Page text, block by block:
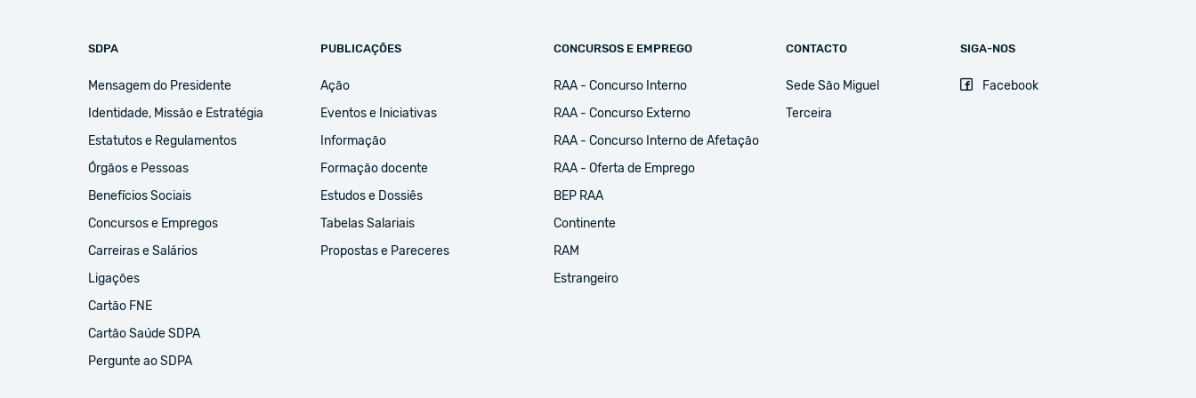
SDPA
Mensagem do Presidente
Identidade, Missão e Estratégia
Estatutos e Regulamentos
Órgãos e Pessoas
Benefícios Sociais
Concursos e Empregos
Carreiras e Salários
Ligações
Cartão FNE
Cartão Saúde SDPA
Pergunte ao SDPA
PUBLICAÇÕES
Ação
Eventos e Iniciativas
Informação
Formação docente
Estudos e Dossiês
Tabelas Salariais
Propostas e Pareceres
CONCURSOS E EMPREGO
RAA - Concurso Interno
RAA - Concurso Externo
RAA - Concurso Interno de Afetação
RAA - Oferta de Emprego
BEP RAA
Continente
RAM
Estrangeiro
CONTACTO
Sede São Miguel
Terceira
SIGA-NOS
Facebook